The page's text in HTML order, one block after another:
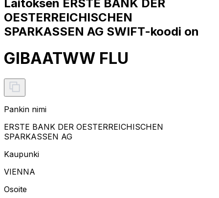
Laitoksen ERSTE BANK DER
OESTERREICHISCHEN
SPARKASSEN AG SWIFT-koodi on
GIBAATWW FLU
Pankin nimi
ERSTE BANK DER OESTERREICHISCHEN
SPARKASSEN AG
Kaupunki
VIENNA
Osoite